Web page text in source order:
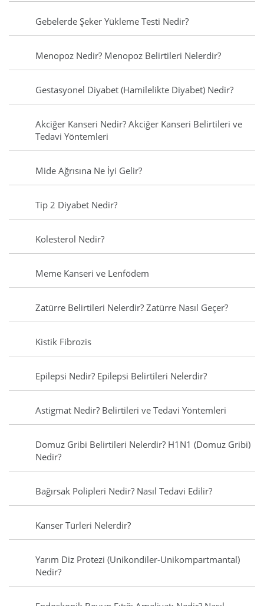
Gebelerde Şeker Yükleme Testi Nedir?
Menopoz Nedir? Menopoz Belirtileri Nelerdir?
Gestasyonel Diyabet (Hamilelikte Diyabet) Nedir?
Akciğer Kanseri Nedir? Akciğer Kanseri Belirtileri ve
Tedavi Yöntemleri
Mide Ağrısına Ne İyi Gelir?
Tip 2 Diyabet Nedir?
Kolesterol Nedir?
Meme Kanseri ve Lenfödem
Zatürre Belirtileri Nelerdir? Zatürre Nasıl Geçer?
Kistik Fibrozis
Epilepsi Nedir? Epilepsi Belirtileri Nelerdir?
Astigmat Nedir? Belirtileri ve Tedavi Yöntemleri
Domuz Gribi Belirtileri Nelerdir? H1N1 (Domuz Gribi)
Nedir?
Bağırsak Polipleri Nedir? Nasıl Tedavi Edilir?
Kanser Türleri Nelerdir?
Yarım Diz Protezi (Unikondiler-Unikompartmantal)
Nedir?